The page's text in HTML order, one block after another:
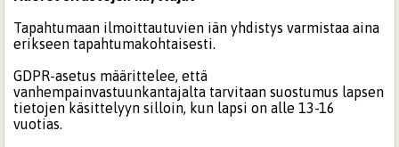
Tapahtumaan ilmoittautuvien iän yhdistys varmistaa aina
erikseen tapahtumakohtaisesti.
GDPR-asetus määrittelee, että
vanhempainvastuunkantajalta tarvitaan suostumus lapsen
tietojen käsittelyyn silloin, kun lapsi on alle 13-16
vuotias.